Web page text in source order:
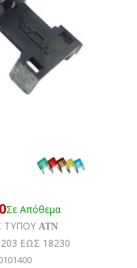
Σε Απόθεμα
ΤΥΠΟΥ ΑΤΝ
ΕΩΣ 18230